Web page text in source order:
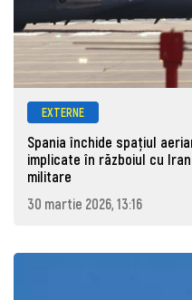
EXTERNE
Spania închide spațiul
implicate în războiul cu
militare
30 martie 2026, 13:16